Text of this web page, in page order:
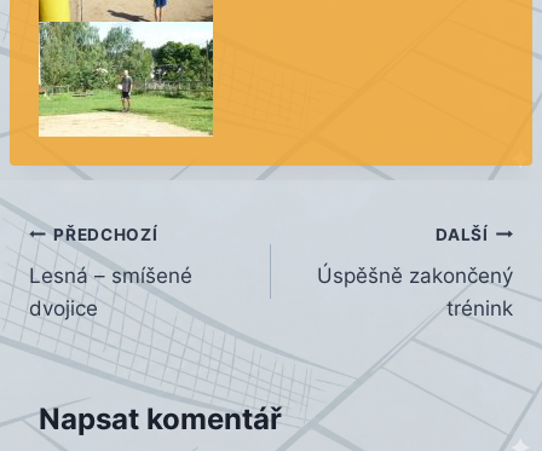
Navigace
pro
příspěvek
PŘEDCHOZÍ
Lesná – smíšené
dvojice
DALŠÍ
Úspěšně zakončený
trénink
Napsat komentář